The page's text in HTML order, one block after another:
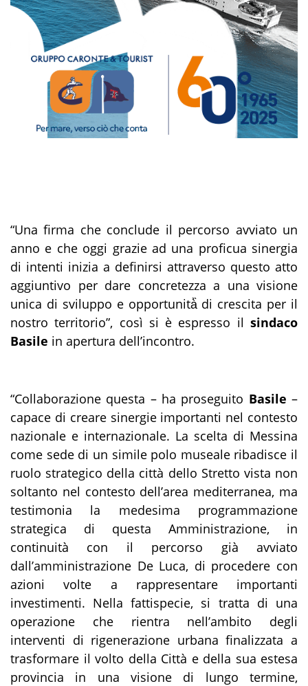
“Una firma che conclude il percorso avviato un
anno e che oggi grazie ad una proficua sinergia
di intenti inizia a definirsi attraverso questo atto
aggiuntivo per dare concretezza a una visione
unica di sviluppo e opportunità̀̀ di crescita per il
nostro territorio”, così si è espresso il sindaco
Basile in apertura dell’incontro.
“Collaborazione questa – ha proseguito Basile –
capace di creare sinergie importanti nel contesto
nazionale e internazionale. La scelta di Messina
come sede di un simile polo museale ribadisce il
ruolo strategico della città dello Stretto vista non
soltanto nel contesto dell’area mediterranea, ma
testimonia la medesima programmazione
strategica di questa Amministrazione, in
continuità con il percorso già avviato
dall’amministrazione De Luca, di procedere con
azioni volte a rappresentare importanti
investimenti. Nella fattispecie, si tratta di una
operazione che rientra nell’ambito degli
interventi di rigenerazione urbana finalizzata a
trasformare il volto della Città e della sua estesa
provincia in una visione di lungo termine,